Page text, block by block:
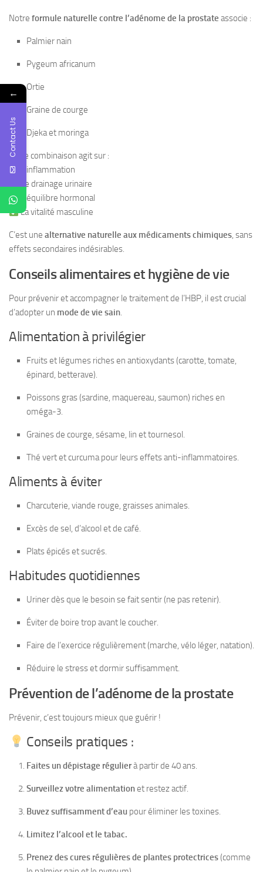
Notre formule naturelle contre l’adénome de la prostate associe :
Palmier nain
Pygeum africanum
Ortie
Graine de courge
Djeka et moringa
Cette combinaison agit sur :
L’inflammation
Le drainage urinaire
L’équilibre hormonal
La vitalité masculine
C’est une alternative naturelle aux médicaments chimiques, sans
effets secondaires indésirables.
Conseils alimentaires et hygiène de vie
Pour prévenir et accompagner le traitement de l’HBP, il est crucial
d’adopter un mode de vie sain.
Alimentation à privilégier
Fruits et légumes riches en antioxydants (carotte, tomate,
épinard, betterave).
Poissons gras (sardine, maquereau, saumon) riches en
oméga-3.
Graines de courge, sésame, lin et tournesol.
Thé vert et curcuma pour leurs effets anti-inflammatoires.
Aliments à éviter
Charcuterie, viande rouge, graisses animales.
Excès de sel, d’alcool et de café.
Plats épicés et sucrés.
Habitudes quotidiennes
Uriner dès que le besoin se fait sentir (ne pas retenir).
Éviter de boire trop avant le coucher.
Faire de l’exercice régulièrement (marche, vélo léger, natation).
Réduire le stress et dormir suffisamment.
Prévention de l’adénome de la prostate
Prévenir, c’est toujours mieux que guérir !
Conseils pratiques :
Faites un dépistage régulierà partir de 40 ans.
Surveillez votre alimentationet restez actif.
Buvez suffisamment d’eau pour éliminer les toxines.
Limitez l’alcool et le tabac.
Prenez des cures régulières de plantes protectrices(comme
←
Contact Us